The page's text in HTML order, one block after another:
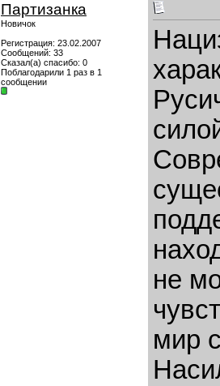
Партизанка
Новичок
Регистрация: 23.02.2007
Сообщений: 33
Сказал(а) спасибо: 0
Поблагодарили 1 раз в 1
сообщении
не
мир